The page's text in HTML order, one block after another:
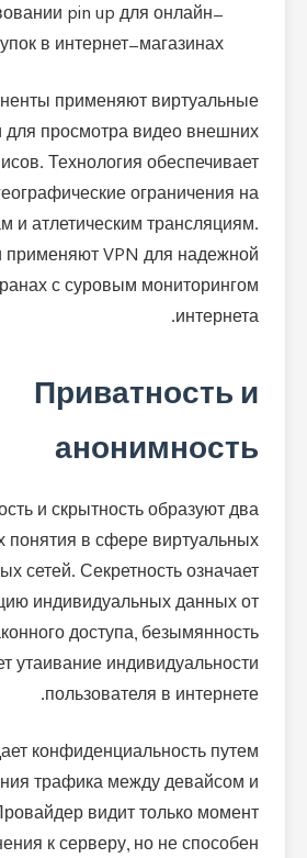
pin up для онлайн-
в интернет-магазинах.
применяют виртуальные
для просмотра видео внешних
Технология обеспечивает
ограничения на
и атлетическим трансляциям.
применяют VPN для надежной
с суровым мониторингом
интернета.
Приватность и
анонимность
и скрытность образуют два
понятия в сфере виртуальных
сетей. Секретность означает
индивидуальных данных от
доступа, безымянность
утаивание индивидуальности
пользователя в интернете.
конфиденциальность путем
трафика между девайсом и
видит только момент
к серверу, но не способен